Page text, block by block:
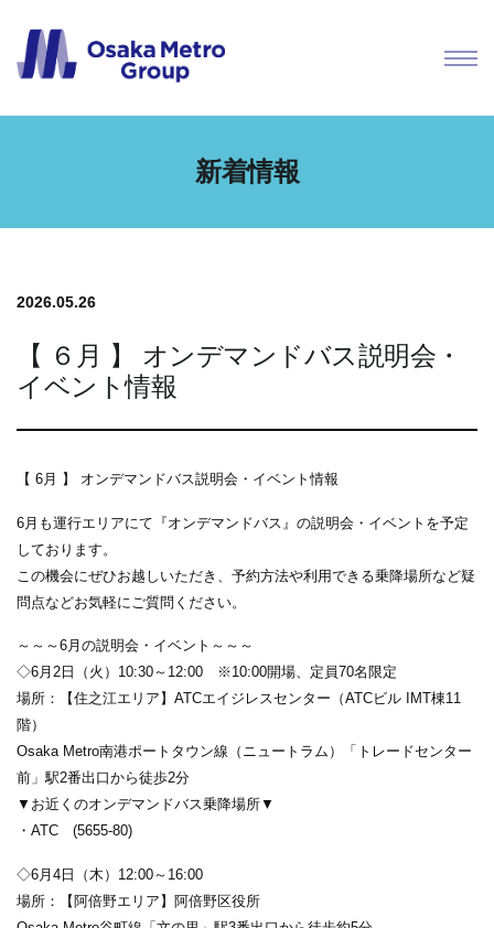
新着情報
2026.05.26
【 ６月 】 オンデマンドバス説明会・
イベント情報
【 6月 】 オンデマンドバス説明会・イベント情報
6月も運行エリアにて『オンデマンドバス』の説明会・イベントを予定
しております。
この機会にぜひお越しいただき、予約方法や利用できる乗降場所など疑
問点などお気軽にご質問ください。
～～～6月の説明会・イベント～～～
◇6月2日（火）10:30～12:00 ※10:00開場、定員70名限定
場所：【住之江エリア】ATCエイジレスセンター（ATCビル IMT棟11
階）
Osaka Metro南港ポートタウン線（ニュートラム）「トレードセンター
前」駅2番出口から徒歩2分
▼お近くのオンデマンドバス乗降場所▼
・ATC (5655-80)
◇6月4日（木）12:00～16:00
場所：【阿倍野エリア】阿倍野区役所